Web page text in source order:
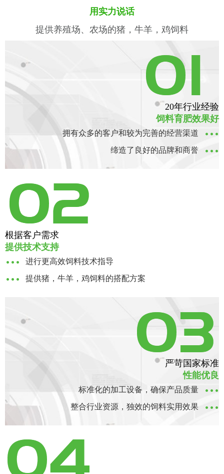
用实力说话
提供养殖场、农场的猪，牛羊，鸡饲料
20年行业经验
饲料育肥效果好
拥有众多的客户和较为完善的经营渠道
缔造了良好的品牌和商誉
根据客户需求
提供技术支持
进行更高效饲料技术指导
提供猪，牛羊，鸡饲料的搭配方案
严苛国家标准
性能优良
标准化的加工设备，确保产品质量
整合行业资源，独效的饲料实用效果